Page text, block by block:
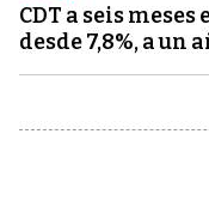
CDT a seis
desde 7,8%, a un